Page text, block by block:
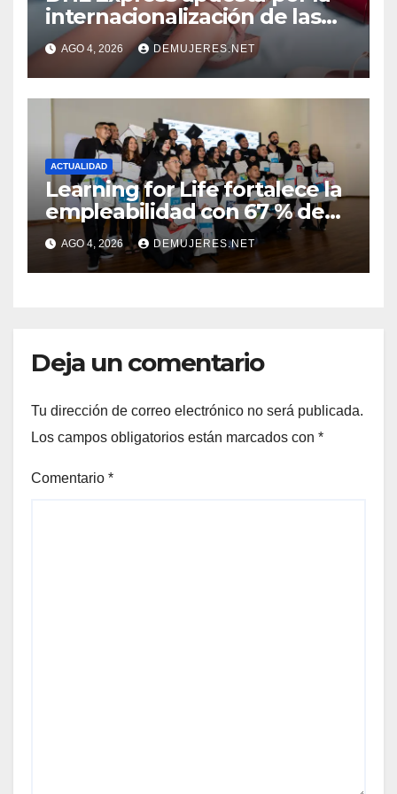
internacionalización de las
PYMES latinoamericanas y
destaca a 10 emprendedores
con potencial exportador
AGO 4, 2026 DEMUJERES.NET
ACTUALIDAD
Learning for Life fortalece la
empleabilidad con 67 % de
inserción laboral y mantiene
abierta su convocatoria
AGO 4, 2026 DEMUJERES.NET
Deja un comentario
Tu dirección de correo electrónico no será publicada.
Los campos obligatorios están marcados con *
Comentario *